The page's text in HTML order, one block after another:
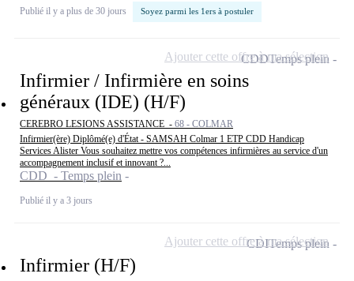
Publié il y a plus de 30 jours Soyez parmi les 1ers à postuler
Infirmier / Infirmière en soins
généraux (IDE) (H/F)
CEREBRO LESIONS ASSISTANCE - 68 - COLMAR
Infirmier(ère) Diplômé(e) d'État - SAMSAH Colmar 1 ETP CDD Handicap
Services Alister Vous souhaitez mettre vos compétences infirmières au service d'un
accompagnement inclusif et innovant ?...
CDD - Temps plein
Publié il y a 3 jours
CDDTemps plein
Ajouter cette offre à ma sélection
Infirmier (H/F)
CDITemps plein
Ajouter cette offre à ma sélection